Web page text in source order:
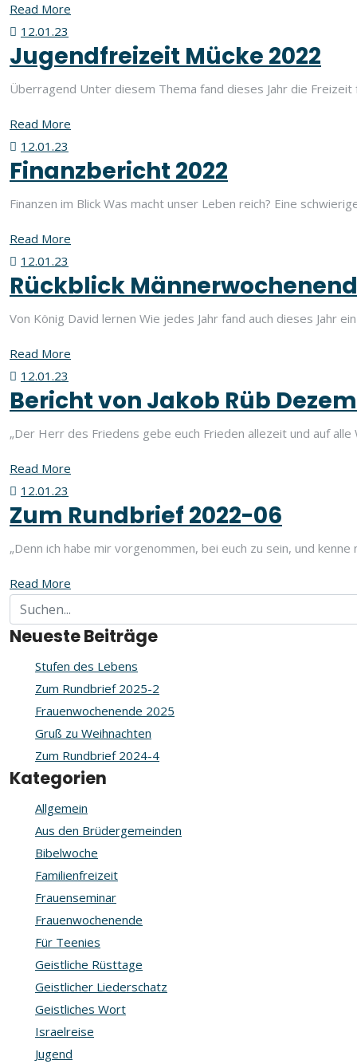
Read More
12.01.23
Jugendfreizeit Mücke 2022
Überragend Unter diesem Thema fand dieses Jahr die
Read More
12.01.23
Finanzbericht 2022
Finanzen im Blick Was macht unser Leben reich? Eine
Read More
12.01.23
Rückblick
Von König David lernen Wie jedes Jahr fand auch dieses Jahr
Read More
12.01.23
Bericht von Jakob Rüb
„Der Herr des Friedens gebe euch Frieden allezeit und auf
Read More
12.01.23
Zum Rundbrief 2022-06
„Denn ich habe mir vorgenommen, bei euch zu sein, und
Read More
Neueste Beiträge
Stufen des Lebens
Zum Rundbrief 2025-2
Frauenwochenende 2025
Gruß zu Weihnachten
Zum Rundbrief 2024-4
Kategorien
Allgemein
Aus den Brüdergemeinden
Bibelwoche
Familienfreizeit
Frauenseminar
Frauenwochenende
Für Teenies
Geistliche Rüsttage
Geistlicher Liederschatz
Geistliches Wort
Israelreise
Jugend